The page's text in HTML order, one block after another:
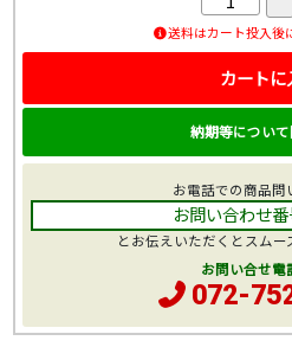
送料はカート投入後
カートに
納期等につい
お電話での商品問
お問い合わせ
とお伝えいただくとスム
お問い合せ電
072-